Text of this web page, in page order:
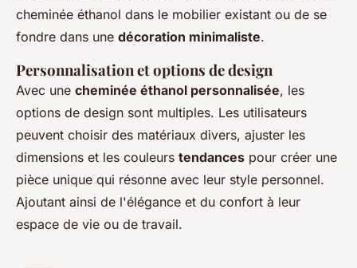
cheminée éthanol dans le mobilier existant ou de se
fondre dans une décoration minimaliste.
Personnalisation et options de design
Avec une cheminée éthanol personnalisée, les
options de design sont multiples. Les utilisateurs
peuvent choisir des matériaux divers, ajuster les
dimensions et les couleurs tendances pour créer une
pièce unique qui résonne avec leur style personnel.
Ajoutant ainsi de l'élégance et du confort à leur
espace de vie ou de travail.